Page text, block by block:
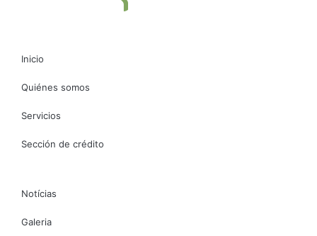
Inicio
Quiénes somos
Servicios
Sección de crédito
Notícias
Galeria